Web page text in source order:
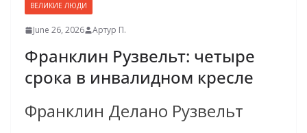
ВЕЛИКИЕ ЛЮДИ
June 26, 2026 Артур П.
Франклин Рузвельт: четыре
срока в инвалидном кресле
Франклин Делано Рузвельт